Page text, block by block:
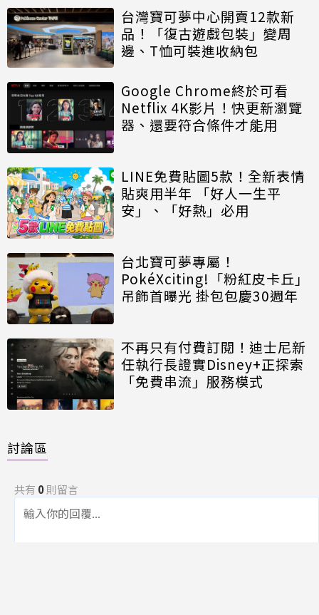
台灣寶可夢中心開賣12款新
品！「復古遊戲包裝」變周
邊、T恤可裝進收納包
Google Chrome終於可看
Netflix 4K影片！快更新瀏覽
器、還要符合條件才能用
LINE免費貼圖5款！全新表情
貼爽用半年 「好人一生平
安」、「好熱」必用
台北寶可夢專屬！
PokéXciting!「粉紅皮卡丘」
吊飾首曝光 掛包包慶30週年
不再只有付費訂閱！迪士尼新
任執行長證實Disney+正探索
「免費串流」服務模式
討論區
共有 0則留言